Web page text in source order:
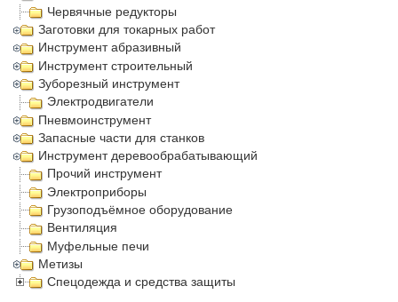
Червячные редукторы
Заготовки для токарных работ
Инструмент абразивный
Инструмент строительный
Зуборезный инструмент
Электродвигатели
Пневмоинструмент
Запасные части для станков
Инструмент деревообрабатывающий
Прочий инструмент
Электроприборы
Грузоподъёмное оборудование
Вентиляция
Муфельные печи
Метизы
Спецодежда и средства защиты